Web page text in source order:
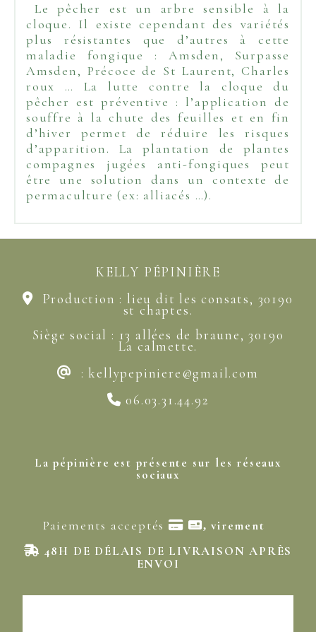
Le pêcher est un arbre sensible à la
cloque. Il existe cependant des variétés
plus résistantes que d’autres à cette
maladie fongique : Amsden, Surpasse
Amsden, Précoce de St Laurent, Charles
roux … La lutte contre la cloque du
pêcher est préventive : l’application de
souffre à la chute des feuilles et en fin
d’hiver permet de réduire les risques
d’apparition. La plantation de plantes
compagnes jugées anti-fongiques peut
être une solution dans un contexte de
permaculture (ex: alliacés …).
KELLY PÉPINIÈRE
 Production : lieu dit les consats, 30190
st chaptes.
Siège social : 13 allées de braune, 30190
La calmette.
@ :kellypepiniere@gmail.com
 06.03.31.44.92
La pépinière est présente sur les réseaux
sociaux
Paiements acceptés ,virement
 48H DE DÉLAIS DE LIVRAISON APRÈS
ENVOI